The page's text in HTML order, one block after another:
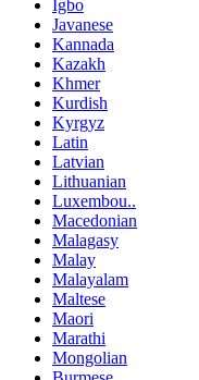
Igbo
Javanese
Kannada
Kazakh
Khmer
Kurdish
Kyrgyz
Latin
Latvian
Lithuanian
Luxembou..
Macedonian
Malagasy
Malay
Malayalam
Maltese
Maori
Marathi
Mongolian